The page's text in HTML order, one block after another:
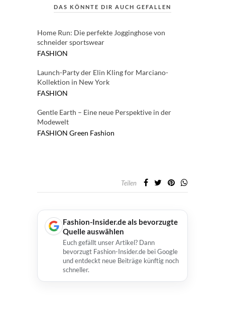
DAS KÖNNTE DIR AUCH GEFALLEN
Home Run: Die perfekte Jogginghose von
schneider sportswear
FASHION
Launch-Party der Elin Kling for Marciano-
Kollektion in New York
FASHION
Gentle Earth – Eine neue Perspektive in der
Modewelt
FASHION Green Fashion
Teilen
Fashion-Insider.de als bevorzugte
Quelle auswählen
Euch gefällt unser Artikel? Dann
bevorzugt Fashion-Insider.de bei Google
und entdeckt neue Beiträge künftig noch
schneller.